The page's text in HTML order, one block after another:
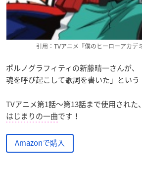
引用：TVアニメ『僕のヒーローアカデ
ポルノグラフィティの新藤晴一さんが
魂を呼び起こして歌詞を書いた」という
TVアニメ第1話～第13話まで使用された、
はじまりの一曲です！
Amazonで購入